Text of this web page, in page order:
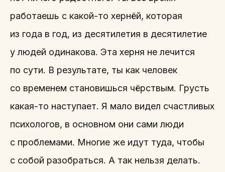
работаешь с какой-то хернёй, которая
из года в год, из десятилетия в десятилетие
у людей одинакова. Эта херня не лечится
по сути. В результате, ты как человек
со временем становишься чёрствым. Грусть
какая-то наступает. Я мало видел счастливых
психологов, в основном они сами люди
с проблемами. Многие же идут туда, чтобы
с собой разобраться. А так нельзя делать.